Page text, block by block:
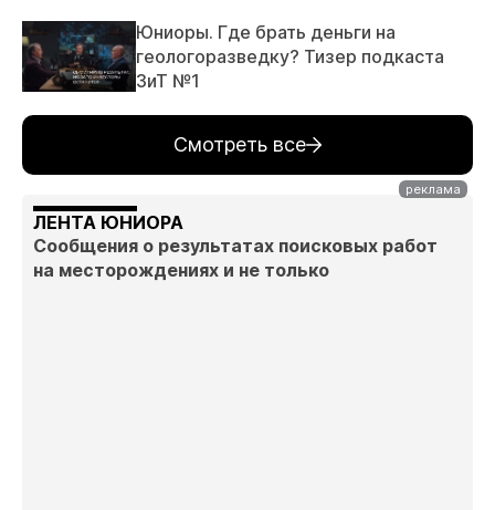
Юниоры. Где брать деньги на
геологоразведку? Тизер подкаста
ЗиТ №1
Смотреть все
ЛЕНТА ЮНИОРА
Сообщения о результатах поисковых работ
на месторождениях и не только